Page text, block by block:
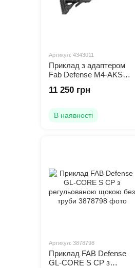
Артикул: 4343011
Приклад з адаптером
Fab Defense M4-AKS
11 250 грн
В наявності
Артикул: 3878798
Приклад FAB Defense
GL-CORE S CP з